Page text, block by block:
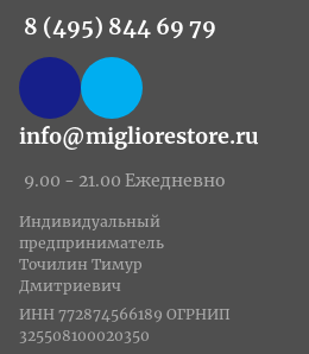
8 (495) 844 69 79
info@migliorestore.ru
9.00 - 21.00 Ежедневно
Индивидуальный
предприниматель
Точилин Тимур
Дмитриевич
ИНН 772874566189 ОГРНИП
325508100020350